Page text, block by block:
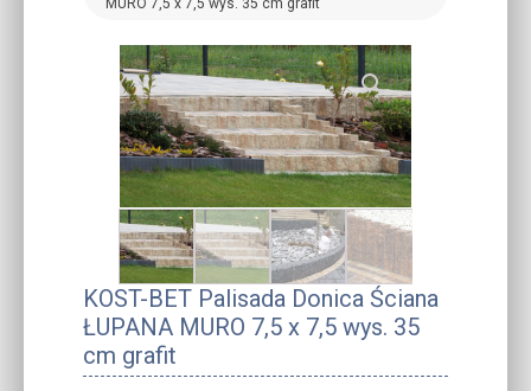
MURO 7,5 x 7,5 wys. 35 cm grafit
KOST-BET Palisada Donica Ściana
ŁUPANA MURO 7,5 x 7,5 wys. 35
cm grafit